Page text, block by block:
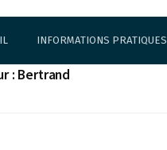
INFORMATIONS PRATIQUES
: Bertrand